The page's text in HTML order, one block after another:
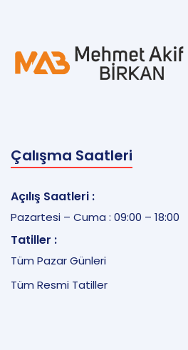
Çalışma Saatleri
Açılış Saatleri :
Pazartesi – Cuma : 09:00 – 18:00
Tatiller :
Tüm Pazar Günleri
Tüm Resmi Tatiller